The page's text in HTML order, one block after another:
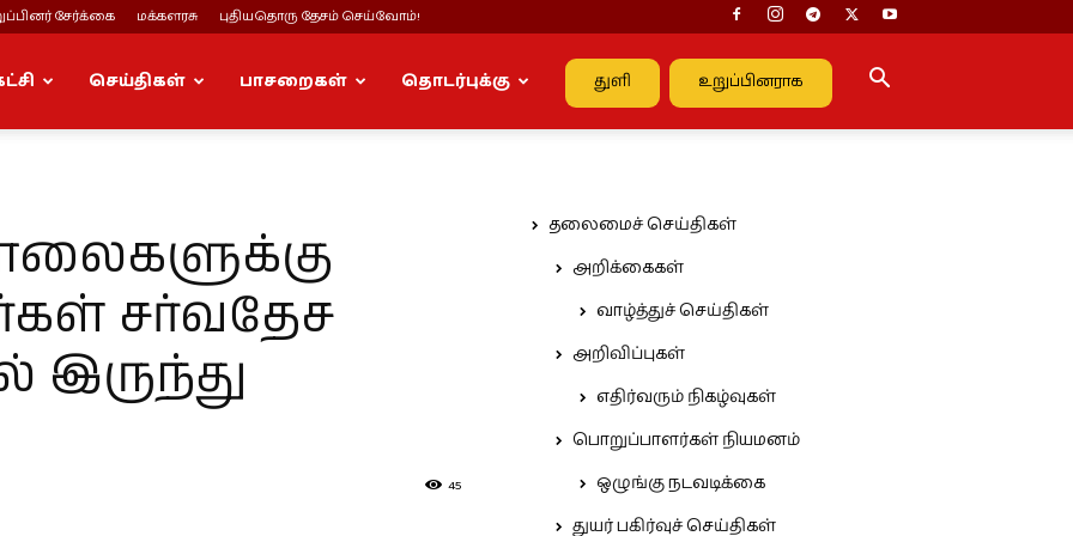
சேர்க்கை மக்களரசு புதியதொரு தேசம் செய்வோம்!
துளி உறுப்பினராக
செய்திகள் பாசறைகள் தொடர்புக்கு
சர்வதேச
இருந்து
45
தலைமைச் செய்திகள்
அறிக்கைகள்
வாழ்த்துச் செய்திகள்
அறிவிப்புகள்
எதிர்வரும் நிகழ்வுகள்
பொறுப்பாளர்கள் நியமனம்
ஒழுங்கு நடவடிக்கை
துயர் பகிர்வுச் செய்திகள்